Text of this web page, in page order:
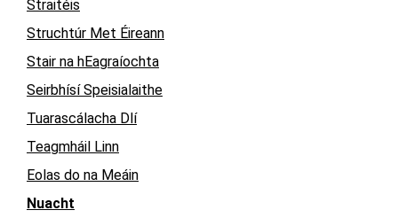
Straitéis
Struchtúr Met Éireann
Stair na hEagraíochta
Seirbhísí Speisialaithe
Tuarascálacha Dlí
Teagmháil Linn
Eolas do na Meáin
Nuacht